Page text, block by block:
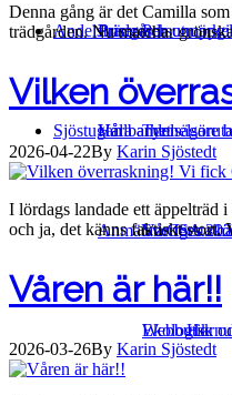
Bussresor
Priser och
Sveriges
Hållbarhet
Vår första
Ekologisk
Andelsträdgård
Våra andelsägare
Anmälan CSA
Webbutik
Sjöstugan
Denna gång är det Camilla
trädgården. Nu matchar
Vilken
2026-04-22By Karin Sjöstedt
I lördags landade ett äppelträd
och ja, det känns faktiskt
Våren är här!!
2026-03-26By Karin Sjöstedt